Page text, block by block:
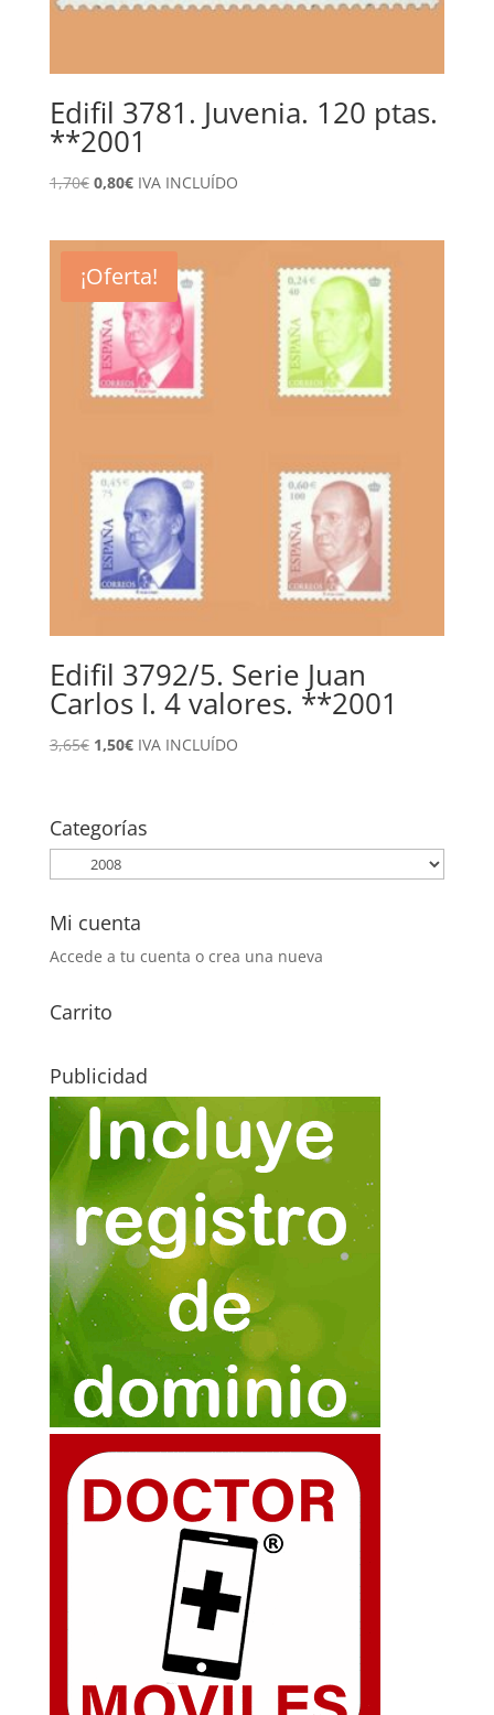
Edifil 3781. Juvenia. 120 ptas.
**2001
1,70€ El
1,70€.
0,80€El
0,80€.
IVA INCLUÍDO
¡Oferta!
Edifil 3792/5. Serie Juan
Carlos I. 4 valores. **2001
3,65€ El
3,65€.
1,50€El
1,50€.
IVA INCLUÍDO
Categorías
Mi cuenta
Accede a tu cuenta o crea una nueva
Carrito
Publicidad